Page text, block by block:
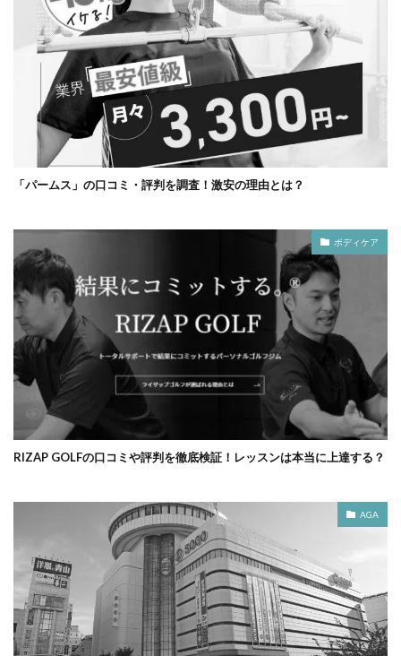
「パームス」の口コミ・評判を調査！激安の理由とは？
ボディケア
RIZAP GOLFの口コミや評判を徹底検証！レッスンは本当に上達する？
AGA